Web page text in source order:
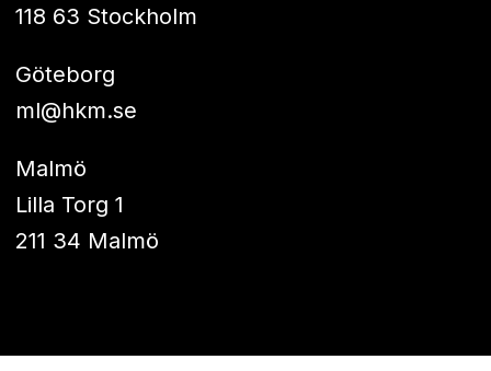
118 63 Stockholm
Göteborg
ml@hkm.se
Malmö
Lilla Torg 1
211 34 Malmö